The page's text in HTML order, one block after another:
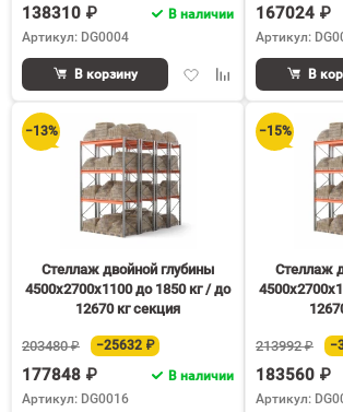
138310 ₽
В наличии
Артикул: DG0004
ДобавитьДобавить
сравнению
В корзину
167024 ₽
Артикул:
В
−13%
Стеллаж двойной глубины
4500х2700х1100 до 1850 кг / до
12670 кг секция
203480 ₽ −25632 ₽
177848 ₽
В наличии
Артикул: DG0016
−15%
Стеллаж
213992 ₽
183560 ₽
Артикул: